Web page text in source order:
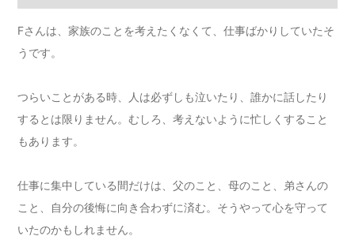
Fさんは、家族のことを考えたくなくて、仕事ばかりしていたそ
うです。
つらいことがある時、人は必ずしも泣いたり、誰かに話したり
するとは限りません。むしろ、考えないように忙しくすること
もあります。
仕事に集中している間だけは、父のこと、母のこと、弟さんの
こと、自分の後悔に向き合わずに済む。そうやって心を守って
いたのかもしれません。